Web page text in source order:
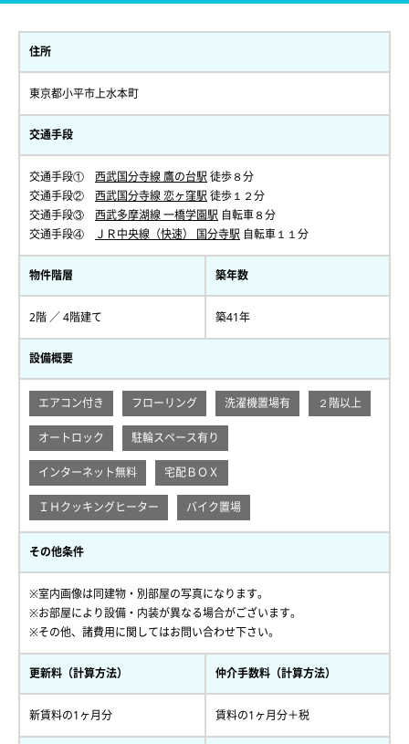
住所
東京都小平市上水本町
交通手段
交通手段① 西武国分寺線 鷹の台駅 徒歩８分
交通手段② 西武国分寺線 恋ヶ窪駅 徒歩１２分
交通手段③ 西武多摩湖線 一橋学園駅 自転車８分
交通手段④
ＪＲ中央線（快速） 国分寺駅 自転車１１分
物件階層
2階 ／ 4階建て
築年数
築41年
設備概要
エアコン付き フローリング 洗濯機置場有 ２階以上
オートロック 駐輪スペース有り
インターネット無料 宅配ＢＯＸ
ＩＨクッキングヒーター バイク置場
その他条件
※室内画像は同建物・別部屋の写真になります。
※お部屋により設備・内装が異なる場合がございます。
※その他、諸費用に関してはお問い合わせ下さい。
更新料（計算方法）
新賃料の1ヶ月分
仲介手数料（計算方法）
賃料の1ヶ月分＋税